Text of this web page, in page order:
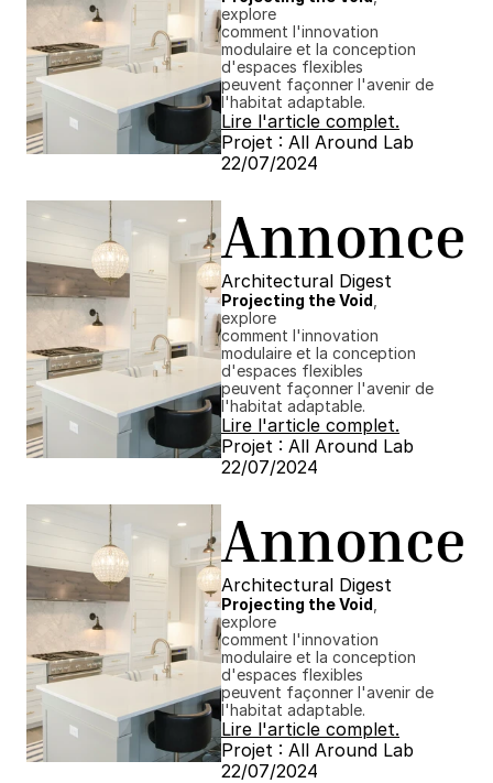
explore
comment l'innovation
modulaire et la conception
d'espaces flexibles
peuvent façonner l'avenir de
l'habitat adaptable.
Lire l'article complet.
Projet : All Around Lab
22/07/2024 ​​
Annonce
Architectural Digest
Projecting the Void
explore
comment l'innovation
modulaire et la conception
d'espaces flexibles
peuvent façonner l'avenir de
l'habitat adaptable.
Lire l'article complet.
Projet : All Around Lab
22/07/2024 ​​
Annonce
Architectural Digest
Projecting the Void
explore
comment l'innovation
modulaire et la conception
d'espaces flexibles
peuvent façonner l'avenir de
l'habitat adaptable.
Lire l'article complet.
Projet : All Around Lab
22/07/2024 ​​